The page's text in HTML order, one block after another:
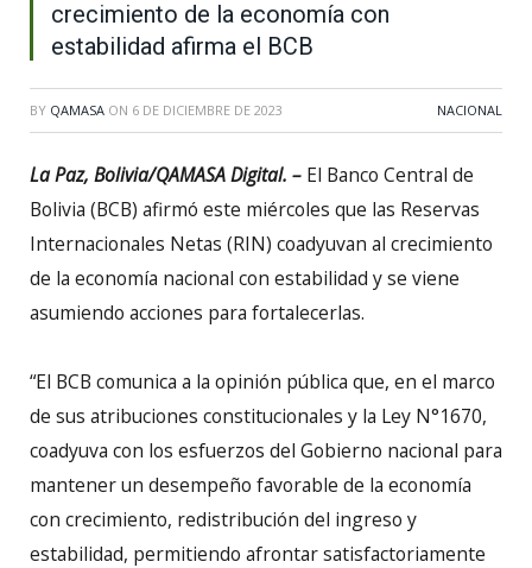
crecimiento de la economía con
estabilidad afirma el BCB
BY QAMASA ON 6 DE DICIEMBRE DE 2023 NACIONAL
La Paz, Bolivia/QAMASA Digital. – El Banco Central de
Bolivia (BCB) afirmó este miércoles que las Reservas
Internacionales Netas (RIN) coadyuvan al crecimiento
de la economía nacional con estabilidad y se viene
asumiendo acciones para fortalecerlas.
“El BCB comunica a la opinión pública que, en el marco
de sus atribuciones constitucionales y la Ley N°1670,
coadyuva con los esfuerzos del Gobierno nacional para
mantener un desempeño favorable de la economía
con crecimiento, redistribución del ingreso y
estabilidad, permitiendo afrontar satisfactoriamente